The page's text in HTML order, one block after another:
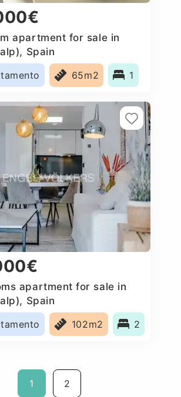
apartment for sale in
Spain
65m2 1
apartment for sale in
Spain
102m2 2
1 2